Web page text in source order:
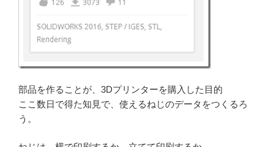
部品を作ることが、3Dプリンターを購入した目的
ここ数日で得た知見で、使えるねじのデータをつくるろ
う。